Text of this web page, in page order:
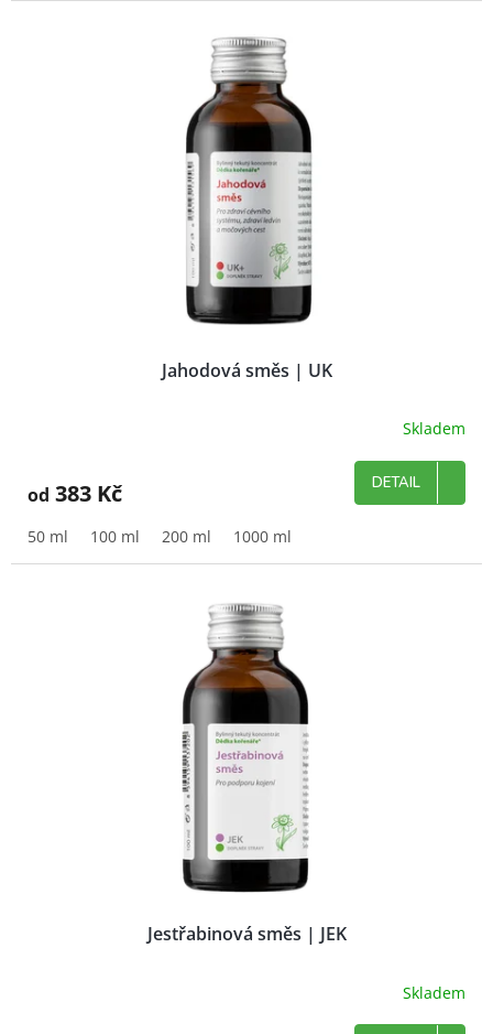
Jahodová směs | UK
Skladem
od 383 Kč DETAIL
50 ml 100 ml 200 ml 1000 ml
Jestřabinová směs | JEK
Skladem